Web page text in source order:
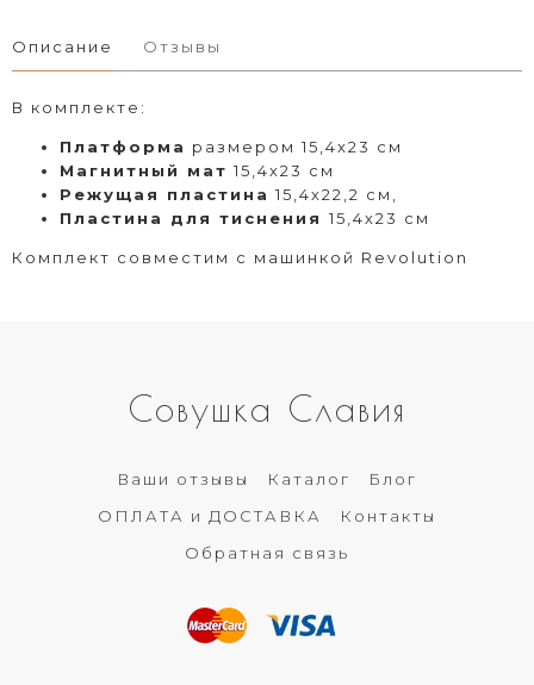
Описание Отзывы
В комплекте:
Платформа размером 15,4х23 см
Магнитный мат 15,4х23 см
Режущая пластина 15,4х22,2 см,
Пластина для тиснения 15,4х23 см
Комплект совместим с машинкой Revolution
Совушка Славия
Ваши отзывы Каталог
Блог
ОПЛАТА и ДОСТАВКА
Контакты
Обратная связь